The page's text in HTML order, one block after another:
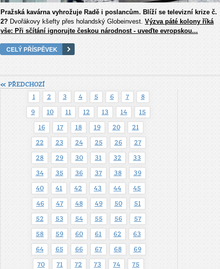
Pražská kavárna vyhrožuje Radě i poslancům. Blíží se televizní krize č.
2? Dvořákovy kšefty přes holandský Globeinvest. Výzva páté kolony říká
vše: Při sčítání ignorujte českou národnost - uveďte evropskou...
CELÝ PŘÍSPĚVEK
« PŘEDCHOZÍ
1
2 3 4 5 6 7 8
9 10 11 12 13 14 15
16 17 18 19 20 21
22 23 24 25 26 27
28 29 30 31 32 33
34 35 36 37 38 39
40 41 42 43 44 45
46 47 48 49 50 51
52 53 54 55 56 57
58 59 60 61 62 63
64 65 66 67 68 69
70 71 72 73 74 75